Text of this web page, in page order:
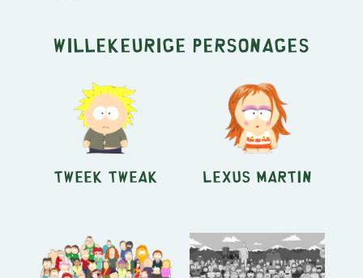
Willekeurige personages
Tweek Tweak Lexus Martin